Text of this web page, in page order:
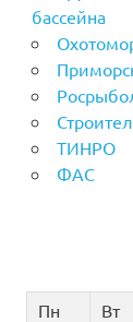
бассейна
ТИНРО
ФАС
Пн
Вт